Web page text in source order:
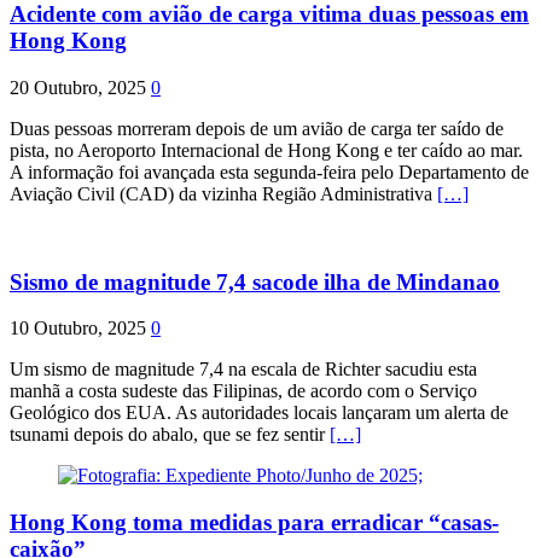
Acidente com avião de carga vitima duas pessoas em
Hong Kong
20 Outubro, 2025 0
Duas pessoas morreram depois de um avião de carga ter saído de
pista, no Aeroporto Internacional de Hong Kong e ter caído ao mar.
A informação foi avançada esta segunda-feira pelo Departamento de
Aviação Civil (CAD) da vizinha Região Administrativa […]
Sismo de magnitude 7,4 sacode ilha de Mindanao
10 Outubro, 2025 0
Um sismo de magnitude 7,4 na escala de Richter sacudiu esta
manhã a costa sudeste das Filipinas, de acordo com o Serviço
Geológico dos EUA. As autoridades locais lançaram um alerta de
tsunami depois do abalo, que se fez sentir […]
Hong Kong toma medidas para erradicar “casas-
caixão”